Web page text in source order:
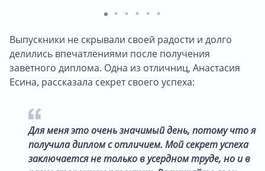
Выпускники не скрывали своей радости и долго
делились впечатлениями после получения
заветного диплома. Одна из отличниц, Анастасия
Есина, рассказала секрет своего успеха:
Для меня это очень значимый день, потому что я
получила диплом с отличием. Мой секрет успеха
заключается не только в усердном труде, но и в